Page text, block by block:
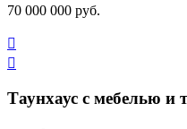
70 000 000 руб.


Таунхаус с мебелью и